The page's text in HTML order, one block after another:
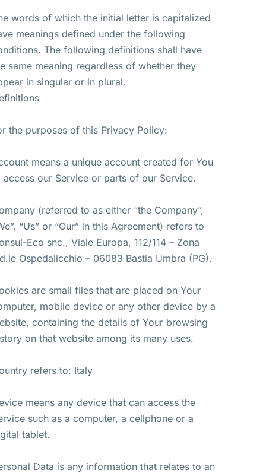
words of which the initial letter is capitalized
meanings defined under the following
The following definitions shall have
same meaning regardless of whether they
in singular or in plural.
the purposes of this Privacy Policy:
means a unique account created for You
access our Service or parts of our Service.
(referred to as either “the Company”,
“Us” or “Our” in this Agreement) refers to
Eco snc., Viale Europa, 112/114 – Zona
Ospedalicchio – 06083 Bastia Umbra (PG).
are small files that are placed on Your
mobile device or any other device by a
containing the details of Your browsing
on that website among its many uses.
refers to: Italy
means any device that can access the
such as a computer, a cellphone or a
tablet.
Data is any information that relates to an